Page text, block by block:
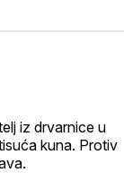
iz drvarnice u
kuna. Protiv